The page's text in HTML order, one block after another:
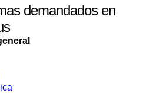
demandados en